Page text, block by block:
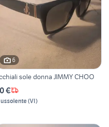
6
sole donna JIMMY CHOO
€
(VI)